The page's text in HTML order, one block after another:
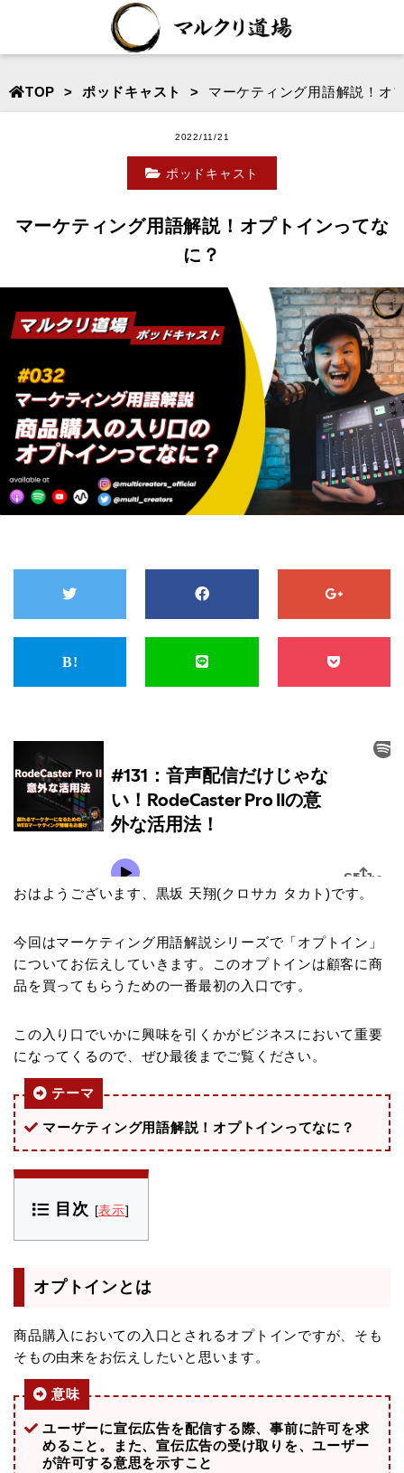
TOP ポッドキャスト マーケティング用語解説！オ
2022/11/21
ポッドキャスト
マーケティング用語解説！オプトインってな
に？
おはようございます、黒坂 天翔(クロサカ タカト)です。
今回はマーケティング用語解説シリーズで「オプトイン」
についてお伝えしていきます。このオプトインは顧客に商
品を買ってもらうための一番最初の入口です。
この入り口でいかに興味を引くかがビジネスにおいて重要
になってくるので、ぜひ最後までご覧ください。
テーマ
マーケティング用語解説！オプトインってなに？
目次 [表示]
オプトインとは
商品購入においての入口とされるオプトインですが、そも
そもの由来をお伝えしたいと思います。
意味
ユーザーに宣伝広告を配信する際、事前に許可を求
めること。また、宣伝広告の受け取りを、ユーザー
が許可する意思を示すこと